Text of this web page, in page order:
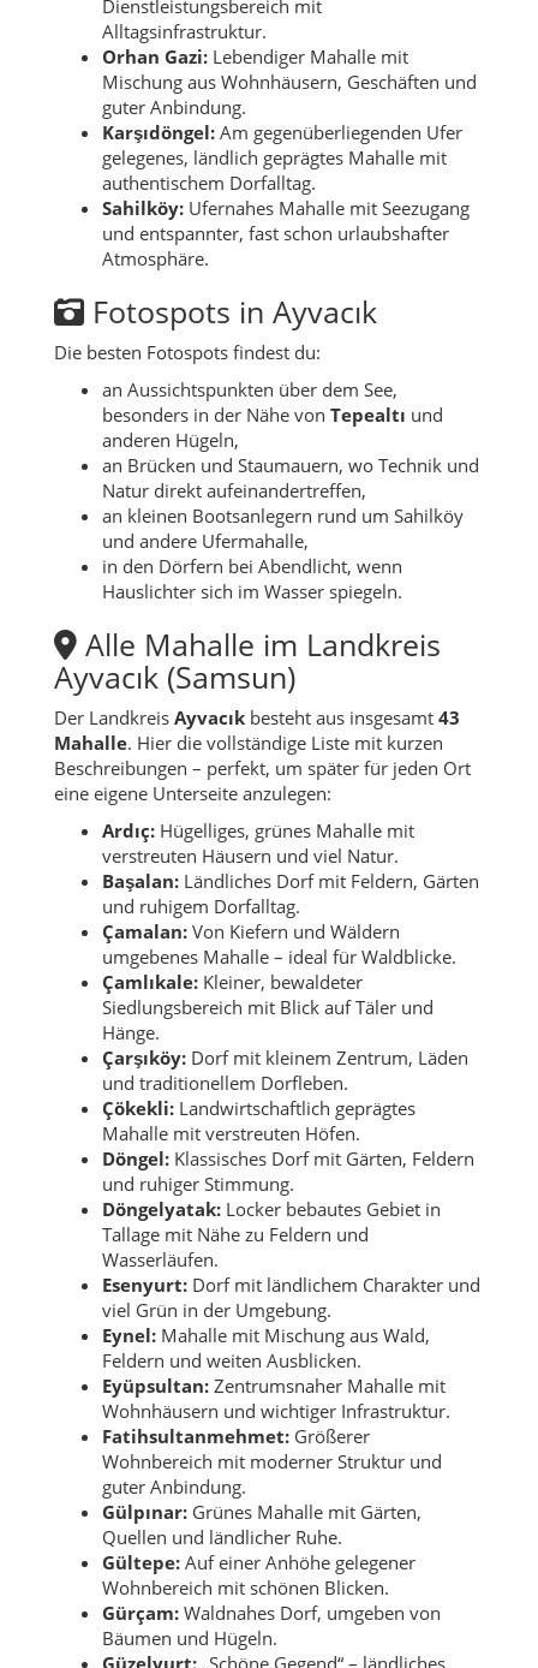
Dienstleistungsbereich mit
Alltagsinfrastruktur.
Orhan Gazi: Lebendiger Mahalle mit
Mischung aus Wohnhäusern, Geschäften und
guter Anbindung.
Karşıdöngel: Am gegenüberliegenden Ufer
gelegenes, ländlich geprägtes Mahalle mit
authentischem Dorfalltag.
Sahilköy: Ufernahes Mahalle mit Seezugang
und entspannter, fast schon urlaubshafter
Atmosphäre.
Fotospots in Ayvacık
Die besten Fotospots findest du:
an Aussichtspunkten über dem See,
besonders in der Nähe von Tepealtı und
anderen Hügeln,
an Brücken und Staumauern, wo Technik und
Natur direkt aufeinandertreffen,
an kleinen Bootsanlegern rund um Sahilköy
und andere Ufermahalle,
in den Dörfern bei Abendlicht, wenn
Hauslichter sich im Wasser spiegeln.
Alle Mahalle im Landkreis
Ayvacık (Samsun)
Der Landkreis Ayvacık besteht aus insgesamt 43
Mahalle. Hier die vollständige Liste mit kurzen
Beschreibungen – perfekt, um später für jeden Ort
eine eigene Unterseite anzulegen:
Ardıç: Hügelliges, grünes Mahalle mit
verstreuten Häusern und viel Natur.
Başalan: Ländliches Dorf mit Feldern, Gärten
und ruhigem Dorfalltag.
Çamalan: Von Kiefern und Wäldern
umgebenes Mahalle – ideal für Waldblicke.
Çamlıkale: Kleiner, bewaldeter
Siedlungsbereich mit Blick auf Täler und
Hänge.
Çarşıköy: Dorf mit kleinem Zentrum, Läden
und traditionellem Dorfleben.
Çökekli: Landwirtschaftlich geprägtes
Mahalle mit verstreuten Höfen.
Döngel: Klassisches Dorf mit Gärten, Feldern
und ruhiger Stimmung.
Döngelyatak: Locker bebautes Gebiet in
Tallage mit Nähe zu Feldern und
Wasserläufen.
Esenyurt: Dorf mit ländlichem Charakter und
viel Grün in der Umgebung.
Eynel: Mahalle mit Mischung aus Wald,
Feldern und weiten Ausblicken.
Eyüpsultan: Zentrumsnaher Mahalle mit
Wohnhäusern und wichtiger Infrastruktur.
Fatihsultanmehmet: Größerer
Wohnbereich mit moderner Struktur und
guter Anbindung.
Gülpınar: Grünes Mahalle mit Gärten,
Quellen und ländlicher Ruhe.
Gültepe: Auf einer Anhöhe gelegener
Wohnbereich mit schönen Blicken.
Gürçam: Waldnahes Dorf, umgeben von
Bäumen und Hügeln.
Güzelyurt: „Schöne Gegend“ – ländliches